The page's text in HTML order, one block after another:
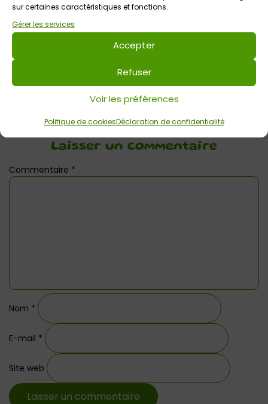
sur certaines caractéristiques et fonctions.
Gérer les services
Accepter
Refuser
Voir les préférences
Politique de cookiesDéclaration de confidentialité
Votre avis sur
Randoiseaux à Brec’h
Laisser un commentaire
Commentaire *
Nom *
E-mail *
Site web